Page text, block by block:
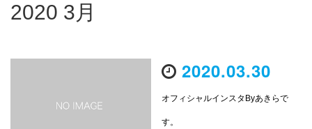
g
2020 3月
2020.03.30
オフィシャルインスタByあきらで
す。